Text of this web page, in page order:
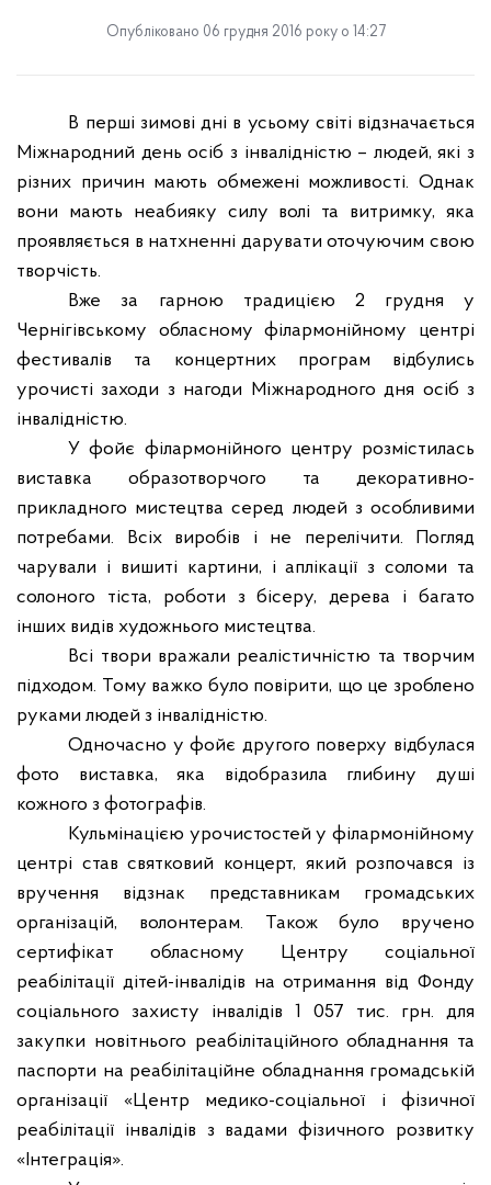
Опубліковано 06 грудня 2016 року о 14:27
В перші зимові дні в усьому світі відзначається
Міжнародний день осіб з інвалідністю – людей, які з
різних причин мають обмежені можливості. Однак
вони мають неабияку силу волі та витримку, яка
проявляється в натхненні дарувати оточуючим свою
творчість.
Вже за гарною традицією 2 грудня у
Чернігівському обласному філармонійному центрі
фестивалів та концертних програм відбулись
урочисті заходи з нагоди Міжнародного дня осіб з
інвалідністю.
У фойє філармонійного центру розмістилась
виставка образотворчого та декоративно-
прикладного мистецтва серед людей з особливими
потребами. Всіх виробів і не перелічити. Погляд
чарували і вишиті картини, і аплікації з соломи та
солоного тіста, роботи з бісеру, дерева і багато
інших видів художнього мистецтва.
Всі твори вражали реалістичністю та творчим
підходом. Тому важко було повірити, що це зроблено
руками людей з інвалідністю.
Одночасно у фойє другого поверху відбулася
фото виставка, яка відобразила глибину душі
кожного з фотографів.
Кульмінацією урочистостей у філармонійному
центрі став святковий концерт, який розпочався із
вручення відзнак представникам громадських
організацій, волонтерам. Також було вручено
сертифікат обласному Центру соціальної
реабілітації дітей-інвалідів на отримання від Фонду
соціального захисту інвалідів 1 057 тис. грн. для
закупки новітнього реабілітаційного обладнання та
паспорти на реабілітаційне обладнання громадській
організації «Центр медико-соціальної і фізичної
реабілітації інвалідів з вадами фізичного розвитку
«Інтеграція».